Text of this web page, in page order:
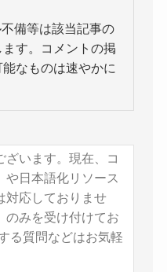
備等は該当記事の
す。コメントの掲
なものは速やかに